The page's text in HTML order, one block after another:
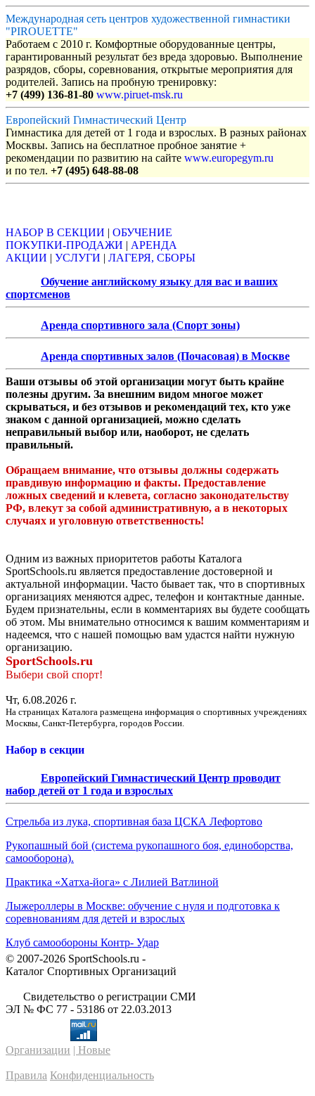
Международная сеть центров художественной гимнастики
"PIROUETTE"
Работаем с 2010 г. Комфортные оборудованные центры,
гарантированный результат без вреда здоровью. Выполнение
разрядов, сборы, соревнования, открытые мероприятия для
родителей. Запись на пробную тренировку:
+7 (499) 136-81-80 www.piruet-msk.ru
Европейский Гимнастический Центр
Гимнастика для детей от 1 года и взрослых. В разных районах
Москвы. Запись на бесплатное пробное занятие +
рекомендации по развитию на сайте www.europegym.ru
и по тел. +7 (495) 648-88-08
НАБОР В СЕКЦИИ | ОБУЧЕНИЕ
ПОКУПКИ-ПРОДАЖИ | АРЕНДА
АКЦИИ | УСЛУГИ | ЛАГЕРЯ, СБОРЫ
Обучение английскому языку для вас и ваших
спортсменов
Аренда спортивного зала (Спорт зоны)
Аренда спортивных залов (Почасовая) в Москве
Ваши отзывы об этой организации могут быть крайне
полезны другим. За внешним видом многое может
скрываться, и без отзывов и рекомендаций тех, кто уже
знаком с данной организацией, можно сделать
неправильный выбор или, наоборот, не сделать
правильный.
Обращаем внимание, что отзывы должны содержать
правдивую информацию и факты. Предоставление
ложных сведений и клевета, согласно законодательству
РФ, влекут за собой административную, а в некоторых
случаях и уголовную ответственность!
Одним из важных приоритетов работы Каталога
SportSchools.ru является предоставление достоверной и
актуальной информации. Часто бывает так, что в спортивных
организациях меняются адрес, телефон и контактные данные.
Будем признательны, если в комментариях вы будете сообщать
об этом. Мы внимательно относимся к вашим комментариям и
надеемся, что с нашей помощью вам удастся найти нужную
организацию.
SportSchools.ru
Выбери свой спорт!
Чт, 6.08.2026 г.
На страницах Каталога размещена информация о спортивных учреждениях
Москвы, Санкт-Петербурга, городов России.
Набор в секции
Европейский Гимнастический Центр проводит
набор детей от 1 года и взрослых
Стрельба из лука, спортивная база ЦСКА Лефортово
Рукопашный бой (система рукопашного боя, единоборства,
самооборона).
Практика «Хатха-йога» с Лилией Ватлиной
Лыжероллеры в Москве: обучение с нуля и подготовка к
соревнованиям для детей и взрослых
Клуб самообороны Контр- Удар
© 2007-2026 SportSchools.ru -
Каталог Спортивных Организаций
Свидетельство о регистрации СМИ
ЭЛ № ФС 77 - 53186 от 22.03.2013
Организации | Новые
Правила Конфиденциальность